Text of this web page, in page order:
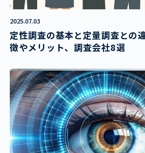
2025.07.03
定性調査の基本と定量調査との
徴やメリット、調査会社8選